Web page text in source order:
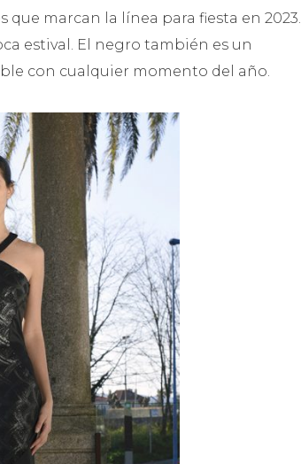
que marcan la línea para fiesta en 2023.
estival. El negro también es un
con cualquier momento del año.